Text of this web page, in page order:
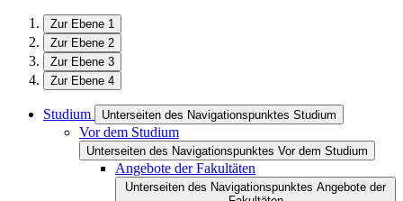
Zur Ebene 1
Zur Ebene 2
Zur Ebene 3
Zur Ebene 4
Studium Unterseiten des Navigationspunktes Studium
Vor dem Studium
Unterseiten des Navigationspunktes Vor dem Studium
Angebote der Fakultäten
Unterseiten des Navigationspunktes Angebote der